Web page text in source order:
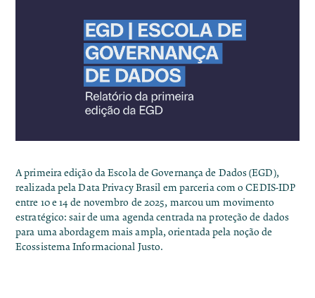
A primeira edição da Escola de Governança de Dados (EGD),
realizada pela Data Privacy Brasil em parceria com o CEDIS-IDP
entre 10 e 14 de novembro de 2025, marcou um movimento
estratégico: sair de uma agenda centrada na proteção de dados
para uma abordagem mais ampla, orientada pela noção de
Ecossistema Informacional Justo.